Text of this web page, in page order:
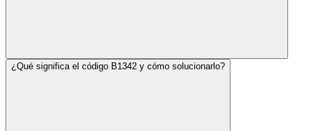
¿Qué significa el código B1342 y cómo solucionarlo?